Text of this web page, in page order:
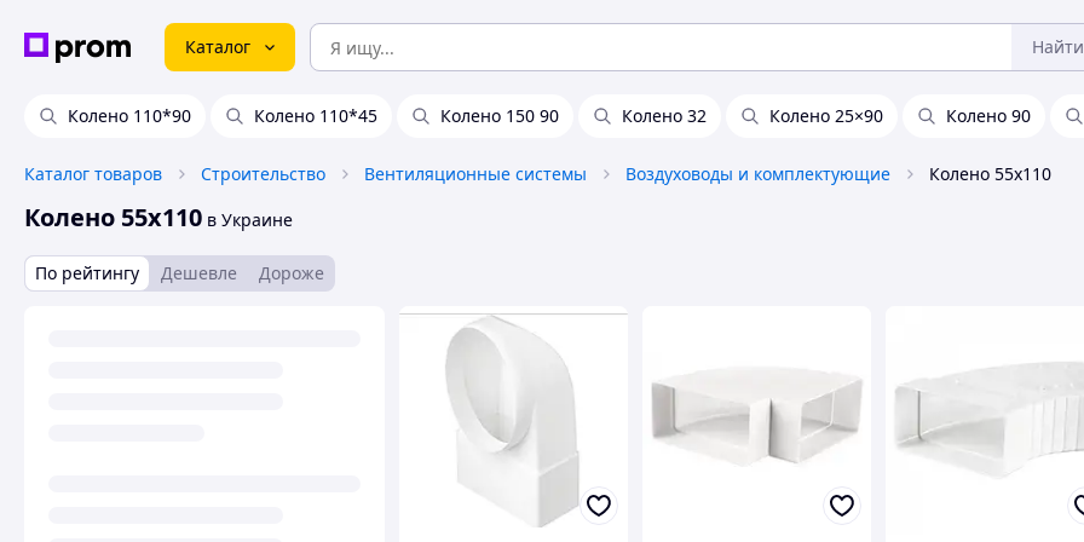
Каталог Найти
Колено 110*90 Колено 110*45 Колено 150 90 Колено 32 Колено 25×90 Колено 90
Каталог товаров Строительство Вентиляционные системы Воздуховоды и комплектующие Колено 55х110
Колено 55х110 в Украине
По рейтингу Дешевле Дороже